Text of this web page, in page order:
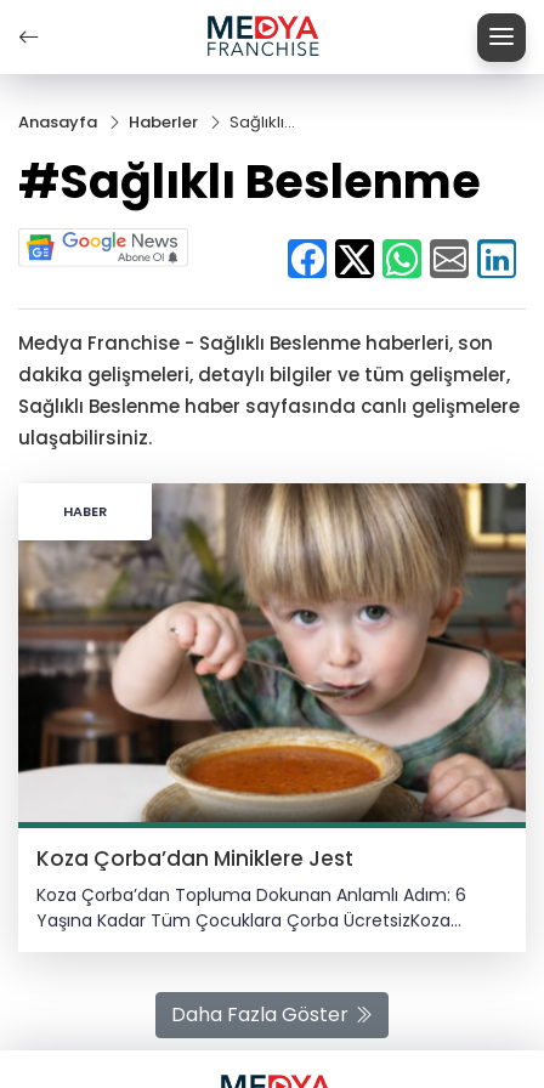
Anasayfa Haberler
Sağlıklı
#Sağlıklı Beslenme
Medya Franchise - Sağlıklı Beslenme haberleri, son
dakika gelişmeleri, detaylı bilgiler ve tüm gelişmeler,
Sağlıklı Beslenme haber sayfasında canlı gelişmelere
ulaşabilirsiniz.
HABER
Koza Çorba’dan Miniklere Jest
Koza Çorba’dan Topluma Dokunan Anlamlı Adım: 6
Yaşına Kadar Tüm Çocuklara Çorba ÜcretsizKoza
Çorba’dan Topluma Dokunan Anlamlı Adım: 6 Yaşına
yaklaşımı ve sosyal sorumluluk anlayışıyla dikkat çeken
Koza Çorba, çocuklara yönelik örnek bir uygulamayı
hayata geçirdi. Alınan karar doğrultusunda, 6 yaşına
kadar tüm çocuklara çorba ücretsiz olarak ikram
Daha Fazla Göster